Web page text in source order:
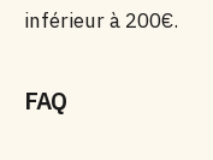
inférieur à 200€.
FAQ